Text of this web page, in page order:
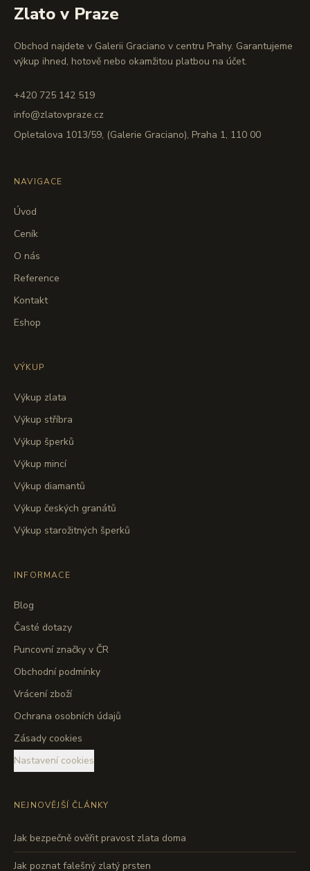
Zlato v Praze
Obchod najdete v Galerii Graciano v centru Prahy. Garantujeme
výkup ihned, hotově nebo okamžitou platbou na účet.
+420 725 142 519
info@zlatovpraze.cz
Opletalova 1013/59, (Galerie Graciano), Praha 1, 110 00
NAVIGACE
Úvod
Ceník
O nás
Reference
Kontakt
Eshop
VÝKUP
Výkup zlata
Výkup stříbra
Výkup šperků
Výkup mincí
Výkup diamantů
Výkup českých granátů
Výkup starožitných šperků
INFORMACE
Blog
Časté dotazy
Puncovní značky v ČR
Obchodní podmínky
Vrácení zboží
Ochrana osobních údajů
Zásady cookies
Nastavení cookies
NEJNOVĚJŠÍ ČLÁNKY
Jak bezpečně ověřit pravost zlata doma
Jak poznat falešný zlatý prsten